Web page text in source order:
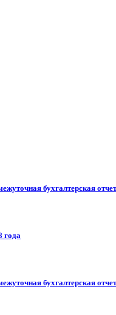
бухгалтерская
года
бухгалтерская